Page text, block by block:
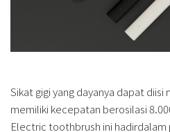
Sikat gigi yang dayanya dapat diisi
memiliki kecepatan berosilasi
Electric toothbrush ini hadirdalam